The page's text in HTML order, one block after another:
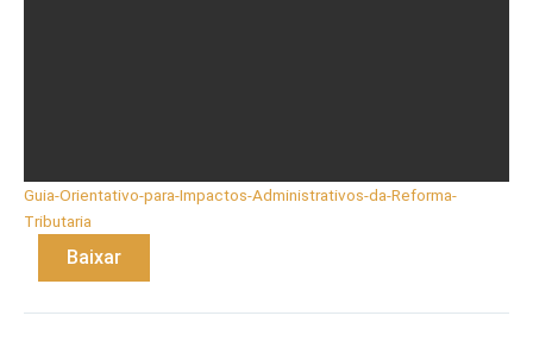
Guia-Orientativo-para-Impactos-Administrativos-da-Reforma-
Tributaria
Baixar